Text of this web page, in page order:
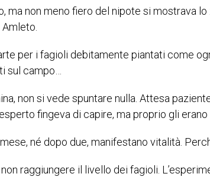
ma non meno fiero del nipote si mostrava lo
per i fagioli debitamente piantati come
sul campo…
non si vede spuntare nulla. Attesa
fingeva di capire, ma proprio gli erano
né dopo due, manifestano vitalità.
raggiungere il livello dei fagioli.